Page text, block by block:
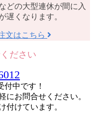
どの大型連休が間に入
遅くなります。
文はこちら
ださい
付中です！
にお問合せください。
付けています。